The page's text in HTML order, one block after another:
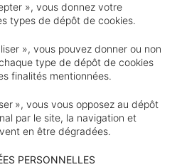
», vous donnez votre
types de dépôt de cookies.
», vous pouvez donner ou non
type de dépôt de cookies
finalités mentionnées.
», vous vous opposez au dépôt
par le site, la navigation et
en être dégradées.
PERSONNELLES